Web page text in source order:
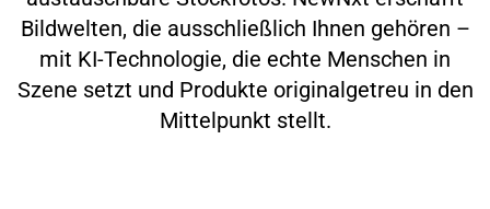
Bildwelten, die ausschließlich Ihnen gehören –
mit KI-Technologie, die echte Menschen in
Szene setzt und Produkte originalgetreu in den
Mittelpunkt stellt.